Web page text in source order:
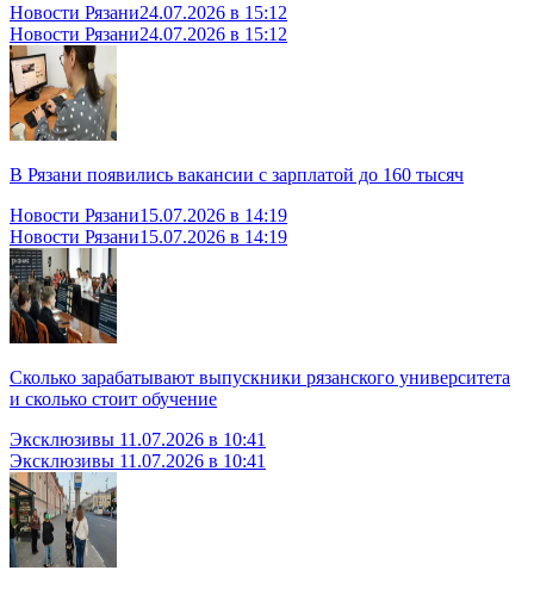
Новости Рязани24.07.2026 в 15:12
Новости Рязани24.07.2026 в 15:12
В Рязани появились вакансии с зарплатой до 160 тысяч
Новости Рязани15.07.2026 в 14:19
Новости Рязани15.07.2026 в 14:19
Сколько зарабатывают выпускники рязанского университета
и сколько стоит обучение
Эксклюзивы 11.07.2026 в 10:41
Эксклюзивы 11.07.2026 в 10:41